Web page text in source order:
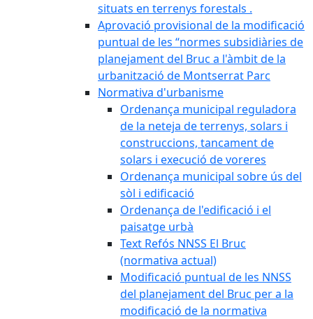
situats en terrenys forestals .
Aprovació provisional de la modificació
puntual de les “normes subsidiàries de
planejament del Bruc a l'àmbit de la
urbanització de Montserrat Parc
Normativa d'urbanisme
Ordenança municipal reguladora
de la neteja de terrenys, solars i
construccions, tancament de
solars i execució de voreres
Ordenança municipal sobre ús del
sòl i edificació
Ordenança de l'edificació i el
paisatge urbà
Text Refós NNSS El Bruc
(normativa actual)
Modificació puntual de les NNSS
del planejament del Bruc per a la
modificació de la normativa